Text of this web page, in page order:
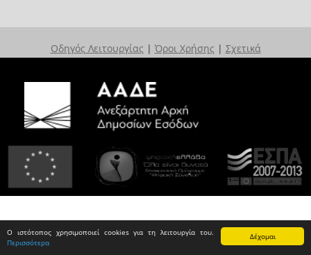
Δέχομαι
Ο ιστότοπος χρησιμοποιεί cookies για τη λειτουργία του.
Περισσότερα
Οδηγός Λειτουργίας | Όροι Χρήσης | Σχετικά